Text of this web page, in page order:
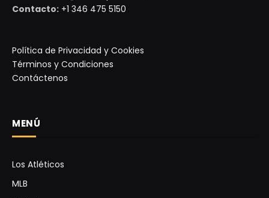
Contacto: +1 346 475 5150
Política de Privacidad y Cookies
Términos y Condiciones
Contáctenos
MENÚ
Los Atléticos
MLB